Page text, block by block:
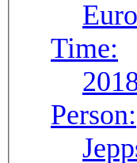
Time:
Person: